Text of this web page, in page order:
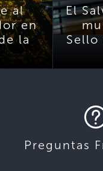
al
en
la
El
Sello
Preguntas